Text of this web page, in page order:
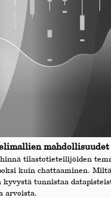
tilastotieteilijöiden
kuin chattaaminen.
tunnistaa
arvoista.